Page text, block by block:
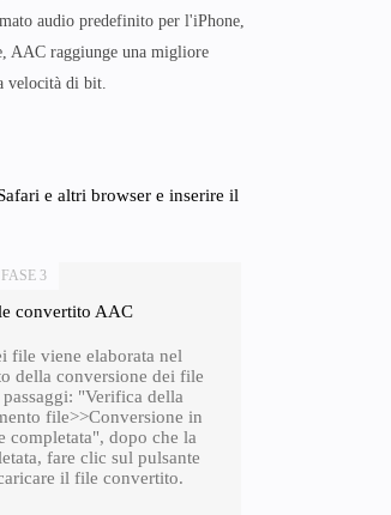
audio predefinito per l'iPhone,
AAC raggiunge una migliore
velocità di bit.
e altri browser e inserire il
FASE 3
convertito AAC
file viene elaborata nel
della conversione dei file
"Verifica della
file>>Conversione in
completata", dopo che la
fare clic sul pulsante
il file convertito.